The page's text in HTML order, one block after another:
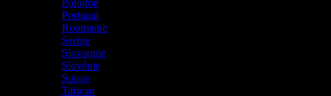
Pologne
Portugal
Roumanie
Serbie
Slovaquie
Slovénie
Suisse
Taiwan